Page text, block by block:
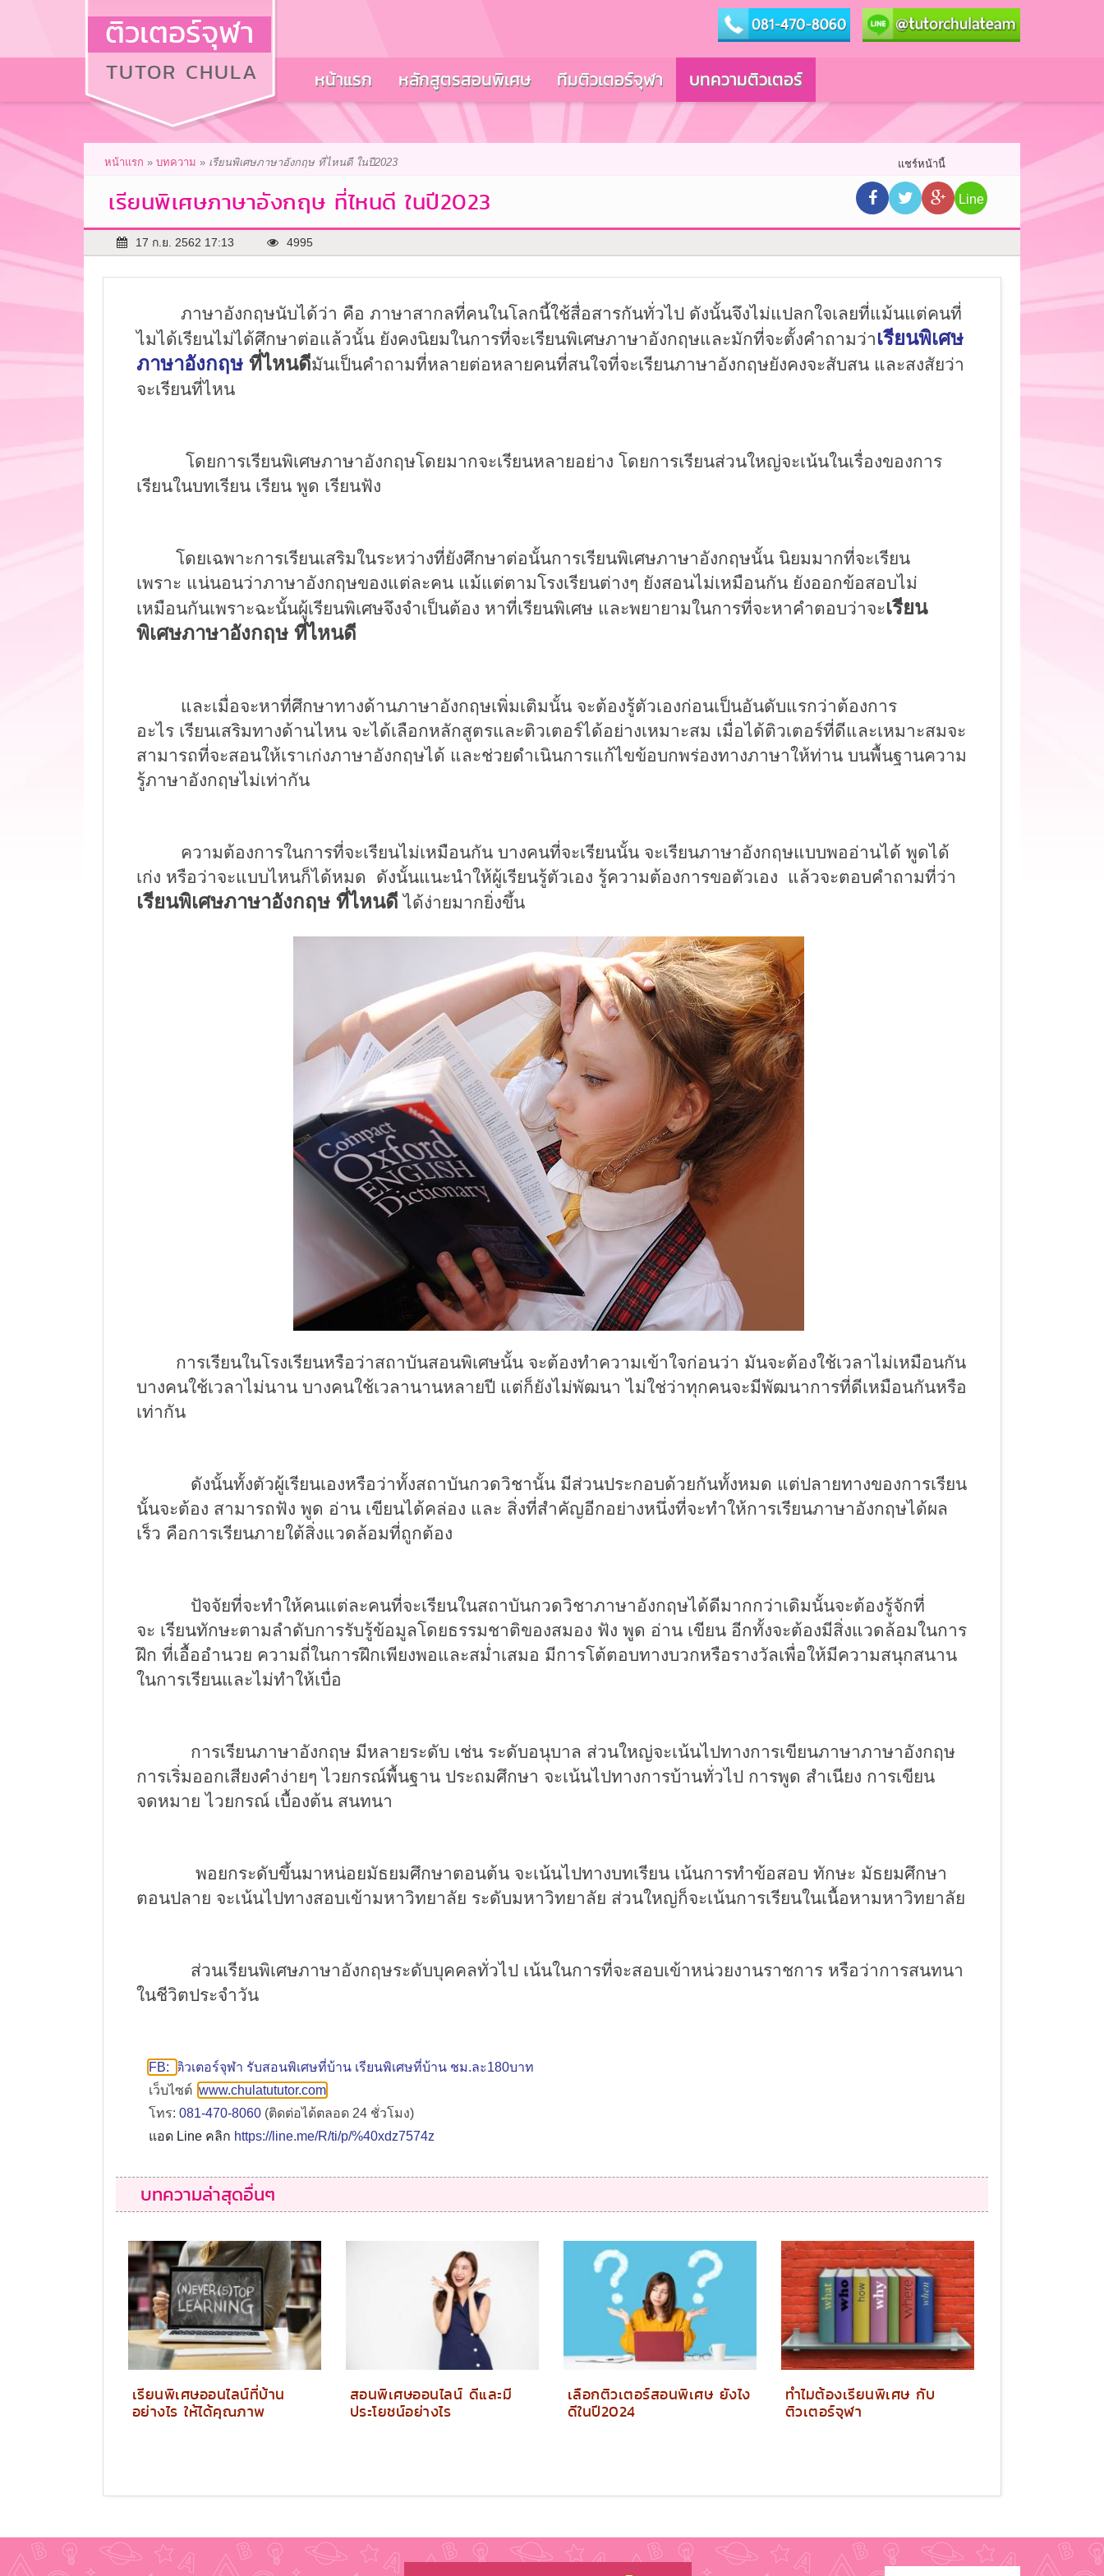
ติวเตอร์จุฬา
TUTOR CHULA หน้าแรก หลักสูตรสอนพิเศษ ทีมติวเตอร์จุฬา บทความติวเตอร์
หน้าแรก » บทความ » เรียนพิเศษภาษาอังกฤษ ที่ไหนดี ในปี2023
เรียนพิเศษภาษาอังกฤษ ที่ไหนดี ในปี2023
17 ก.ย. 2562 17:13 4995
แชร์หน้านี้
Line
ภาษาอังกฤษนับได้ว่า คือ ภาษาสากลที่คนในโลกนี้ใช้สื่อสารกันทั่วไป ดังนั้นจึงไม่แปลกใจเลยที่แม้นแต่คนที่
ไมได้เรียนไม่ได้ศึกษาต่อแล้วนั้น ยังคงนิยมในการที่จะเรียนพิเศษภาษาอังกฤษและมักที่จะตั้งคำถามว่าเรียนพิเศษ
ภาษาอังกฤษที่ไหนดีมันเป็นคำถามที่หลายต่อหลายคนที่สนใจที่จะเรียนภาษาอังกฤษยังคงจะสับสน และสงสัยว่า
จะเรียนที่ไหน
โดยการเรียนพิเศษภาษาอังกฤษโดยมากจะเรียนหลายอย่าง โดยการเรียนส่วนใหญ่จะเน้นในเรื่องของการ
เรียนในบทเรียน เรียน พูด เรียนฟัง
โดยเฉพาะการเรียนเสริมในระหว่างที่ยังศึกษาต่อนั้นการเรียนพิเศษภาษาอังกฤษนั้น นิยมมากที่จะเรียน
เพราะ แน่นอนว่าภาษาอังกฤษของแต่ละคน แม้แต่ตามโรงเรียนต่างๆ ยังสอนไม่เหมือนกัน ยังออกข้อสอบไม่
เหมือนกันเพราะฉะนั้นผู้เรียนพิเศษจึงจำเป็นต้อง หาที่เรียนพิเศษ และพยายามในการที่จะหาคำตอบว่าจะเรียน
พิเศษภาษาอังกฤษ ที่ไหนดี
และเมื่อจะหาที่ศึกษาทางด้านภาษาอังกฤษเพิ่มเติมนั้น จะต้องรู้ตัวเองก่อนเป็นอันดับแรกว่าต้องการ
อะไร เรียนเสริมทางด้านไหน จะได้เลือกหลักสูตรและติวเตอร์ได้อย่างเหมาะสม เมื่อได้ติวเตอร์ที่ดีและเหมาะสมจะ
สามารถที่จะสอนให้เราเก่งภาษาอังกฤษได้ และช่วยดำเนินการแก้ไขข้อบกพร่องทางภาษาให้ท่านบนพื้นฐานความ
รู้ภาษาอังกฤษไม่เท่ากัน
ความต้องการในการที่จะเรียนไม่เหมือนกัน บางคนที่จะเรียนนั้น จะเรียนภาษาอังกฤษแบบพออ่านได้ พูดได้
เก่ง หรือว่าจะแบบไหนก็ได้หมด ดังนั้นแนะนำให้ผู้เรียนรู้ตัวเอง รู้ความต้องการขอตัวเอง แล้วจะตอบคำถามที่ว่า
เรียนพิเศษภาษาอังกฤษ ที่ไหนดี ได้ง่ายมากยิ่งขึ้น
การเรียนในโรงเรียนหรือว่าสถาบันสอนพิเศษนั้น จะต้องทำความเข้าใจก่อนว่า มันจะต้องใช้เวลาไม่เหมือนกัน
บางคนใช้เวลาไม่นาน บางคนใช้เวลานานหลายปี แต่ก็ยังไม่พัฒนาไม่ใช่ว่าทุกคนจะมีพัฒนาการที่ดีเหมือนกันหรือ
เท่ากัน
ดังนั้นทั้งตัวผู้เรียนเองหรือว่าทั้งสถาบันกวดวิชานั้น มีส่วนประกอบด้วยกันทั้งหมด แต่ปลายทางของการเรียน
นั้นจะต้อง สามารถฟัง พูด อ่าน เขียนได้คล่อง และ สิ่งที่สำคัญอีกอย่างหนึ่งที่จะทำให้การเรียนภาษาอังกฤษได้ผล
เร็ว คือการเรียนภายใต้สิ่งแวดล้อมที่ถูกต้อง
ปัจจัยที่จะทำให้คนแต่ละคนที่จะเรียนในสถาบันกวดวิชาภาษาอังกฤษได้ดีมากกว่าเดิมนั้นจะต้องรู้จักที่
จะ เรียนทักษะตามลำดับการรับรู้ข้อมูลโดยธรรมชาติของสมอง ฟัง พูด อ่าน เขียน อีกทั้งจะต้องมีสิ่งแวดล้อมในการ
ฝึก ที่เอื้ออำนวย ความถี่ในการฝึกเพียงพอและสม่ำเสมอ มีการโต้ตอบทางบวกหรือรางวัลเพื่อให้มีความสนุกสนาน
ในการเรียนและไม่ทำให้เบื่อ
การเรียนภาษาอังกฤษ มีหลายระดับ เช่น ระดับอนุบาล ส่วนใหญ่จะเน้นไปทางการเขียนภาษาภาษาอังกฤษ
การเริ่มออกเสียงคำง่ายๆ ไวยกรณ์พื้นฐาน ประถมศึกษา จะเน้นไปทางการบ้านทั่วไป การพูด สำเนียง การเขียน
จดหมาย ไวยกรณ์ เบื้องต้น สนทนา
พอยกระดับขึ้นมาหน่อยมัธยมศึกษาตอนต้น จะเน้นไปทางบทเรียน เน้นการทำข้อสอบ ทักษะ มัธยมศึกษา
ตอนปลาย จะเน้นไปทางสอบเข้ามหาวิทยาลัย ระดับมหาวิทยาลัย ส่วนใหญ่ก็จะเน้นการเรียนในเนื้อหามหาวิทยาลัย
ส่วนเรียนพิเศษภาษาอังกฤษระดับบุคคลทั่วไป เน้นในการที่จะสอบเข้าหน่วยงานราชการ หรือว่าการสนทนา
ในชีวิตประจำวัน
FB:
ติวเตอร์จุฬา รับสอนพิเศษที่บ้าน เรียนพิเศษที่บ้าน ชม.ละ180บาท
เว็บไซต์ www.chulatututor.com
โทร: 081-470-8060(ติดต่อได้ตลอด 24 ชั่วโมง)
แอด Line คลิก https://line.me/R/ti/p/%40xdz7574z
บทความล่าสุดอื่นๆ
เรียนพิเศษออนไลน์ที่บ้าน
อย่างไร ให้ได้คุณภาพ
สอนพิเศษออนไลน์ ดีและมี
ประโยชน์อย่างไร
เลือกติวเตอร์สอนพิเศษ ยังไง
ดีในปี2024
ทำไมต้องเรียนพิเศษ กับ
ติวเตอร์จุฬา